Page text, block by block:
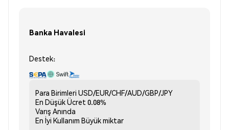
Banka Havalesi
Destek:
Para Birimleri USD/EUR/CHF/AUD/GBP/JPY
En Düşük Ücret 0.08%
Varış Anında
En İyi Kullanım Büyük miktar